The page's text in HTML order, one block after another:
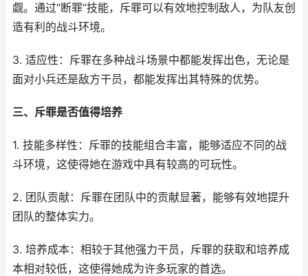
觑。通过“断罪”技能，斥罪可以有效地控制敌人，为队友创
造有利的战斗环境。
3. 适应性：斥罪在多种战斗场景中都能发挥出色，无论是
面对小兵还是敌方干员，都能发挥出其特殊的优势。
三、斥罪是否值得培养
1. 技能多样性：斥罪的技能组合丰富，能够适应不同的战
斗环境，这使得她在游戏中具有较高的可玩性。
2. 团队贡献：斥罪在团队中的贡献显著，能够有效地提升
团队的整体实力。
3. 培养成本：相较于其他强力干员，斥罪的获取和培养成
本相对较低，这使得她成为许多玩家的首选。